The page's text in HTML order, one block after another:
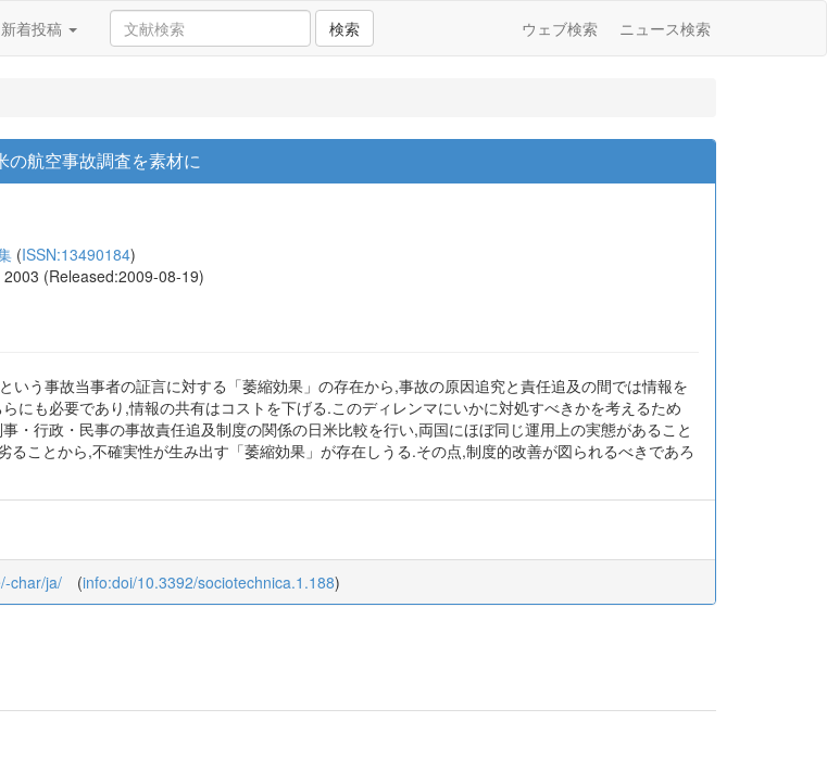
新着投稿 検索 ウェブ検索 ニュース検索
の航空事故調査を素材に
(ISSN:13490184)
(Released:2009-08-19)
いう事故当事者の証言に対する「萎縮効果」の存在から,事故の原因追究と責任追及の間では情報を
にも必要であり,情報の共有はコストを下げる.このディレンマにいかに対処すべきかを考えるため
・行政・民事の事故責任追及制度の関係の日米比較を行い,両国にほぼ同じ運用上の実態があること
ることから,不確実性が生み出す「萎縮効果」が存在しうる.その点,制度的改善が図られるべきであろ
char/ja/ (info:doi/10.3392/sociotechnica.1.188)